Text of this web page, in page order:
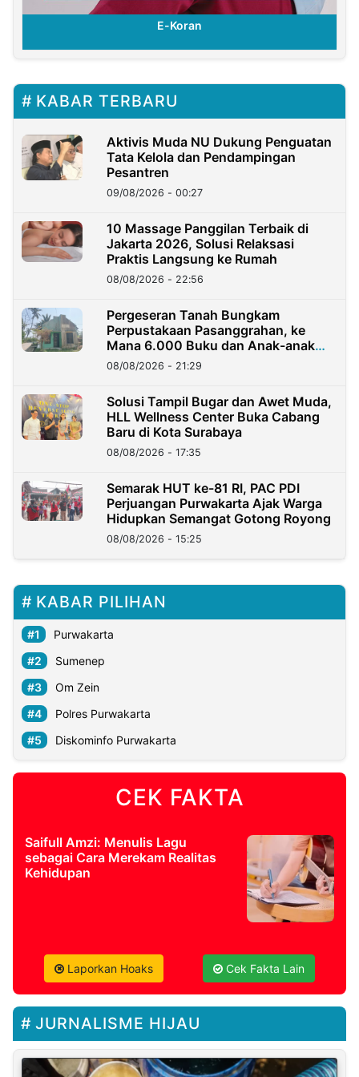
E-Koran
KABAR TERBARU
Aktivis Muda NU Dukung Penguatan
Tata Kelola dan Pendampingan
Pesantren
09/08/2026 - 00:27
10 Massage Panggilan Terbaik di
Jakarta 2026, Solusi Relaksasi
Praktis Langsung ke Rumah
08/08/2026 - 22:56
Pergeseran Tanah Bungkam
Perpustakaan Pasanggrahan, ke
Mana 6.000 Buku dan Anak-anak
Kini?
08/08/2026 - 21:29
Solusi Tampil Bugar dan Awet Muda,
HLL Wellness Center Buka Cabang
Baru di Kota Surabaya
08/08/2026 - 17:35
Semarak HUT ke-81 RI, PAC PDI
Perjuangan Purwakarta Ajak Warga
Hidupkan Semangat Gotong Royong
08/08/2026 - 15:25
KABAR PILIHAN
Purwakarta
Sumenep
Om Zein
Polres Purwakarta
Diskominfo Purwakarta
CEK FAKTA
Saifull Amzi: Menulis Lagu
sebagai Cara Merekam Realitas
Kehidupan
Laporkan Hoaks Cek Fakta Lain
JURNALISME HIJAU